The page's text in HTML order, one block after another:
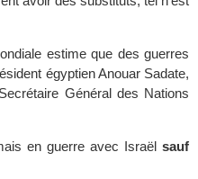
estime que des guerres
égyptien Anouar Sadate,
Général des Nations
en guerre avec Israël sauf